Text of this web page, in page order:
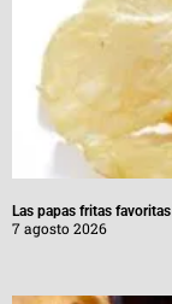
Las papas fritas
7 agosto 2026